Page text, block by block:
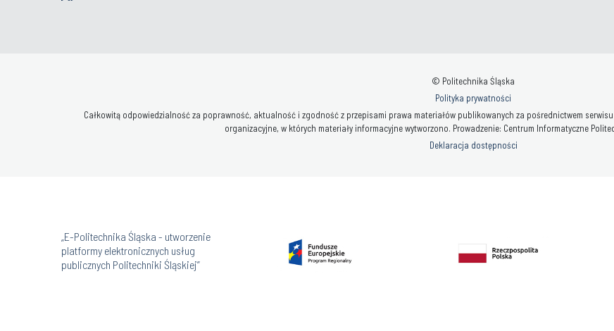
© Politechnika Śląska
Polityka prywatności
Całkowitą odpowiedzialność za poprawność, aktualność i zgodność z przepisami prawa materiałów publikowanych za pośrednictwem
organizacyjne, w których materiały informacyjne wytworzono. Prowadzenie: Centrum Informatyczne
Deklaracja dostępności
„E-Politechnika Śląska - utworzenie
platformy elektronicznych usług
publicznych Politechniki Śląskiej”